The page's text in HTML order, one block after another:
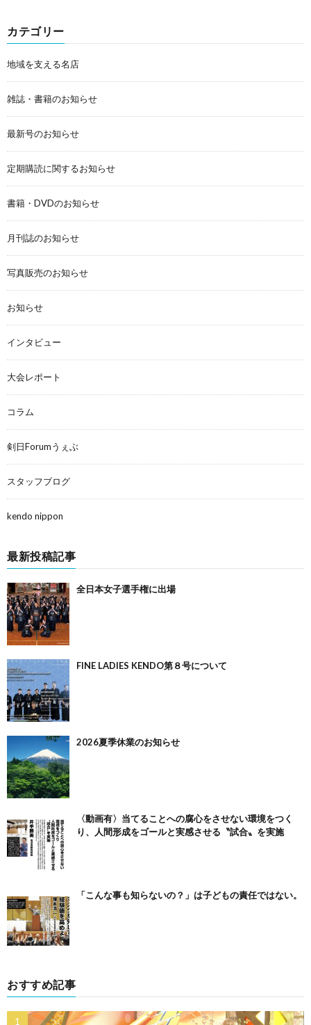
カテゴリー
地域を支える名店
雑誌・書籍のお知らせ
最新号のお知らせ
定期購読に関するお知らせ
書籍・DVDのお知らせ
月刊誌のお知らせ
写真販売のお知らせ
お知らせ
インタビュー
大会レポート
コラム
剣日Forumうぇぶ
スタッフブログ
kendo nippon
最新投稿記事
全日本女子選手権に出場
FINE LADIES KENDO第８号について
2026夏季休業のお知らせ
〈動画有〉当てることへの腐心をさせない環境をつく
り、人間形成をゴールと実感させる〝試合〟を実施
「こんな事も知らないの？」は子どもの責任ではない。
おすすめ記事